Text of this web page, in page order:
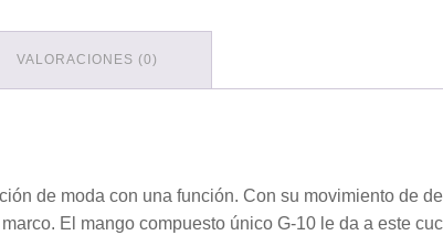
VALORACIONES (0)
de moda con una función. Con su movimiento de
El mango compuesto único G-10 le da a este